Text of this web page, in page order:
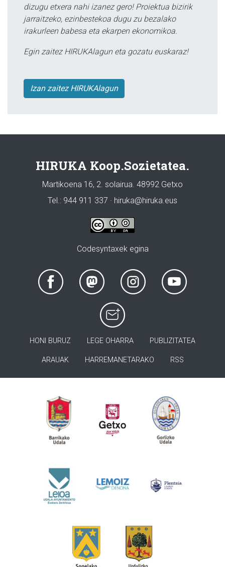
dizugu etxera nahi izanez gero! Proiektua bizirik
jarraitzeko, ezinbestekoa dugu zu bezalako
irakurleen babesa eta ekarpen ekonomikoa.
Egin zaitez HIRUKAlagun eta gozatu euskaraz!
Izan zaitez HIRUKAlagun
HIRUKA Koop.Sozietatea.
Martikoena 16, 2. solairua. 48992 Getxo
Tel.: 944 911 337 · hiruka@hiruka.eus
Codesyntaxek egina
HONI BURUZ LEGE OHARRA PUBLIZITATEA
ARAUAK HARREMANETARAKO RSS